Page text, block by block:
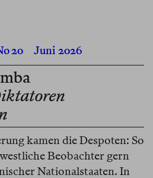
20Juni 2026
kamen die Despoten: So
Beobachter gern
Nationalstaaten. In